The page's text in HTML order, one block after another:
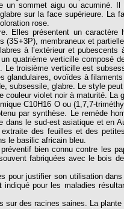
sommet aigu ou acuminé. Il
sur la face supérieure. La
rose.
Elles présentent un caractère
(3S+3P), membraneux et
à l’extérieur et pubescents à
quatrième verticille composé
troisième verticille est
ovoïdes à
subsessile, glabre. Le style
couleur violet noir à maturité. La
C10H16 O ou (1,7,7-
par synthèse. Le remède
dans le sud-est asiatique et en
des feuilles et des
le basilic africain bleu.
bien connu contre les
fabriquées avec le bois
pour justifier son utilisation
pour les maladies
sur des racines saines. La